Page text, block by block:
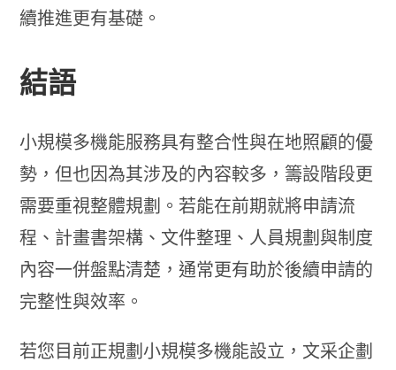
續推進更有基礎。
結語
小規模多機能服務具有整合性與在地照顧的優
勢，但也因為其涉及的內容較多，籌設階段更
需要重視整體規劃。若能在前期就將申請流
程、計畫書架構、文件整理、人員規劃與制度
內容一併盤點清楚，通常更有助於後續申請的
完整性與效率。
若您目前正規劃小規模多機能設立，文采企劃